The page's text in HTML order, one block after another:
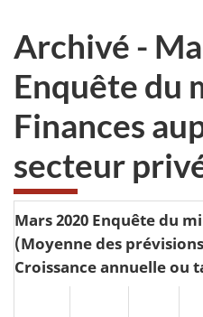
Archivé -
Enquête du
Finances
secteur
Mars 2020 Enquête du
(Moyenne des
Croissance annuelle ou